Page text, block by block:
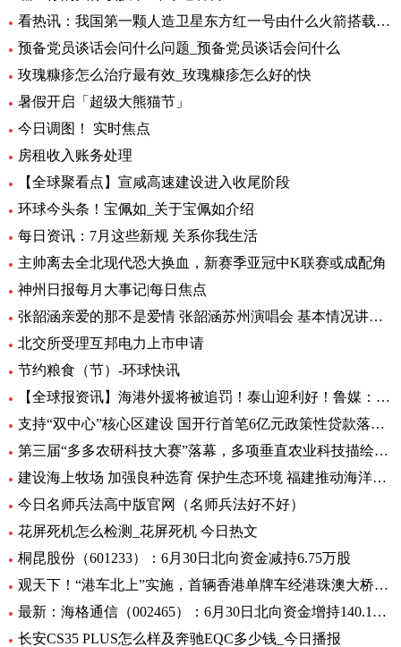
看热讯：我国第一颗人造卫星东方红一号由什么火箭搭载_我国第一颗人造卫星
预备党员谈话会问什么问题_预备党员谈话会问什么
玫瑰糠疹怎么治疗最有效_玫瑰糠疹怎么好的快
暑假开启「超级大熊猫节」
今日调图！ 实时焦点
房租收入账务处理
【全球聚看点】宣咸高速建设进入收尾阶段
环球今头条！宝佩如_关于宝佩如介绍
每日资讯：7月这些新规 关系你我生活
主帅离去全北现代恐大换血，新赛季亚冠中K联赛或成配角
神州日报每月大事记|每日焦点
张韶涵亲爱的那不是爱情 张韶涵苏州演唱会 基本情况讲解_天天通讯
北交所受理互邦电力上市申请
节约粮食（节）-环球快讯
【全球报资讯】海港外援将被追罚！泰山迎利好！鲁媒：足协不罚他，规则也不允许
支持“双中心”核心区建设 国开行首笔6亿元政策性贷款落地-天天亮点
第三届“多多农研科技大赛”落幕，多项垂直农业科技描绘未来农业图景
建设海上牧场 加强良种选育 保护生态环境 福建推动海洋渔业高质量发展（高质量发展调研行）
今日名师兵法高中版官网（名师兵法好不好）
花屏死机怎么检测_花屏死机 今日热文
桐昆股份（601233）：6月30日北向资金减持6.75万股
观天下！“港车北上”实施，首辆香港单牌车经港珠澳大桥入粤
最新：海格通信（002465）：6月30日北向资金增持140.12万股
长安CS35 PLUS怎么样及奔驰EQC多少钱_今日播报